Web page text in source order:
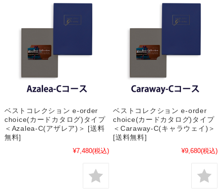
ベストコレクション e-order
choice(カードカタログ)タイプ
＜Azalea-C(アザレア)＞ [送料
無料]
¥7,480(税込)
ベストコレクション e-order
choice(カードカタログ)タイプ
＜Caraway-C(キャラウェイ)＞
[送料無料]
¥9,680(税込)